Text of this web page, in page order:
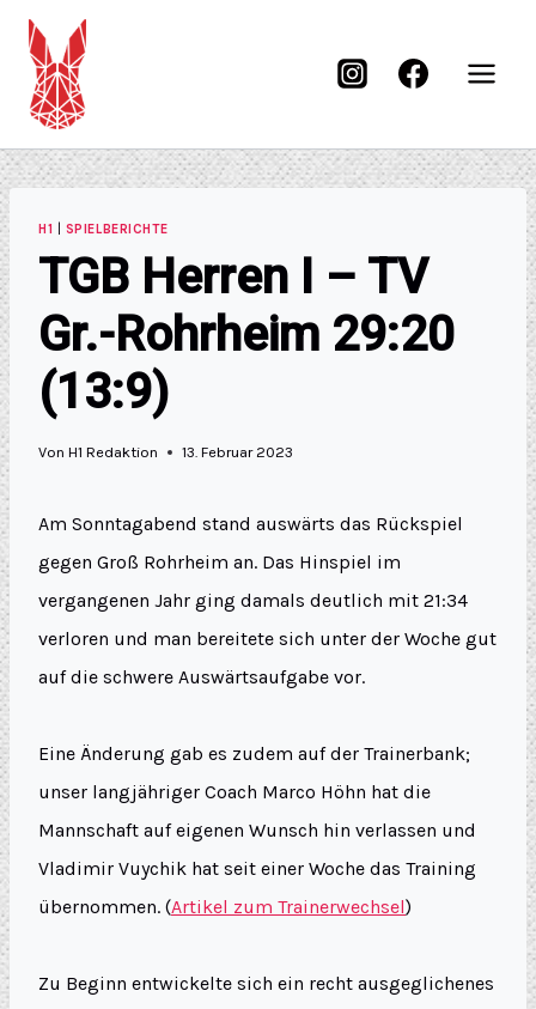
H1 SPIELBERICHTE
TGB Herren I – TV
Gr.-Rohrheim 29:20
(13:9)
Von H1 Redaktion 13. Februar 2023
Am Sonntagabend stand auswärts das Rückspiel
gegen Groß Rohrheim an. Das Hinspiel im
vergangenen Jahr ging damals deutlich mit 21:34
verloren und man bereitete sich unter der Woche gut
auf die schwere Auswärtsaufgabe vor.
Eine Änderung gab es zudem auf der Trainerbank;
unser langjähriger Coach Marco Höhn hat die
Mannschaft auf eigenen Wunsch hin verlassen und
Vladimir Vuychik hat seit einer Woche das Training
übernommen. (Artikel zum Trainerwechsel)
Zu Beginn entwickelte sich ein recht ausgeglichenes